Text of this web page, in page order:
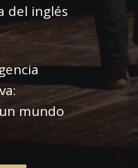
del inglés
mundo